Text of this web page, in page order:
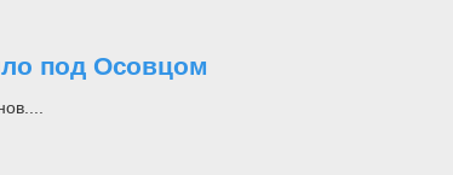
под Осовцом